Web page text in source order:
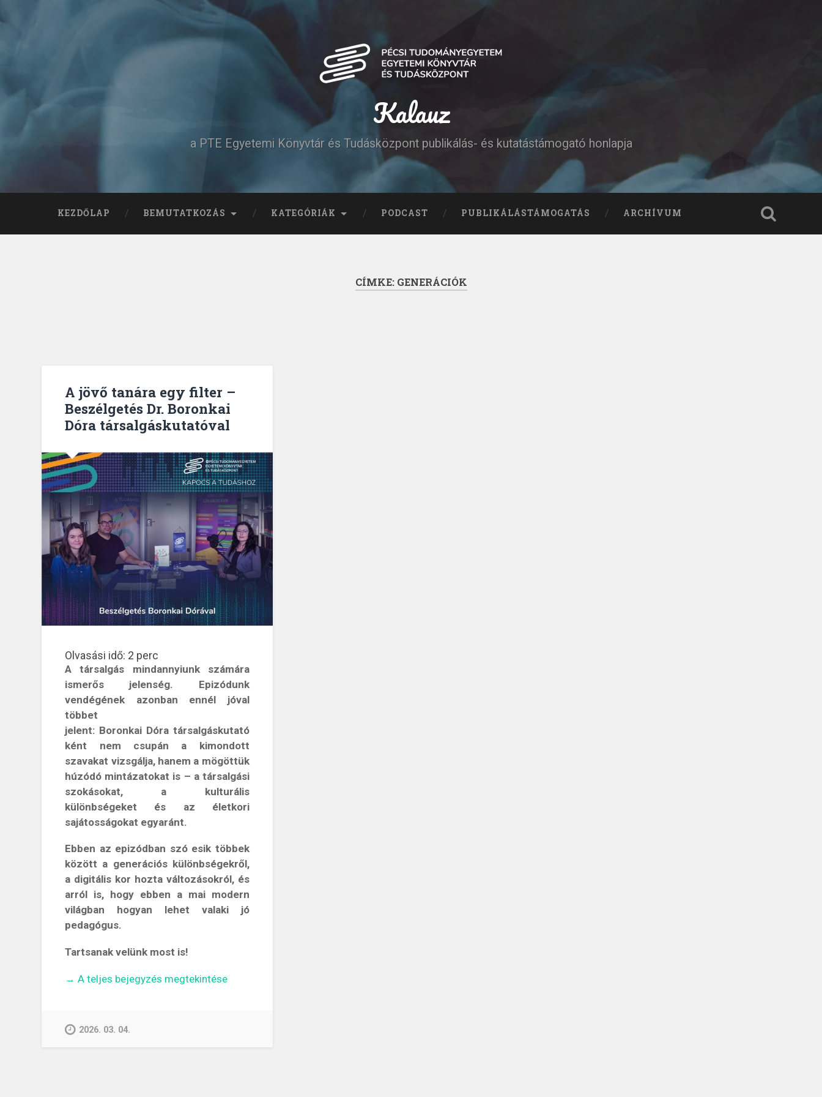
Kalauz
a PTE Egyetemi Könyvtár és Tudásközpont publikálás- és kutatástámogató honlapja
KEZDŐLAP BEMUTATKOZÁS KATEGÓRIÁK PODCAST PUBLIKÁLÁSTÁMOGATÁS ARCHÍVUM
CÍMKE: GENERÁCIÓK
A jövő tanára egy filter –
Beszélgetés Dr. Boronkai
Dóra társalgáskutatóval
Olvasási idő: 2 perc
A társalgás mindannyiunk számára
ismerős jelenség. Epizódunk
vendégének azonban ennél jóval
többet
jelent: Boronkai Dóra társalgáskutató
ként nem csupán a kimondott
szavakat vizsgálja, hanem a mögöttük
húzódó mintázatokat is – a társalgási
szokásokat, a kulturális
különbségeket és az életkori
sajátosságokat egyaránt.
Ebben az epizódban szó esik többek
között a generációs különbségekről,
a digitális kor hozta változásokról, és
arról is, hogy ebben a mai modern
világban hogyan lehet valaki jó
pedagógus.
Tartsanak velünk most is!
„A
egy
filter
→ A teljes bejegyzés megtekintése
2026. 03. 04.